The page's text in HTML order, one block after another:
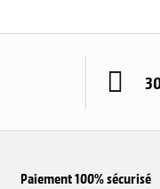
Paiement 100% sécurisé